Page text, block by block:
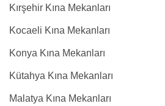
Kırşehir Kına Mekanları
Kocaeli Kına Mekanları
Konya Kına Mekanları
Kütahya Kına Mekanları
Malatya Kına Mekanları